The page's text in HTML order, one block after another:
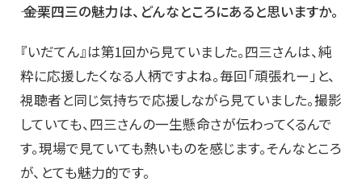
―― 金栗四三の魅力は、どんなところにあると思いますか。
『いだてん』は第1回から見ていました。四三さんは、純
粋に応援したくなる人柄ですよね。毎回「頑張れー」と、
視聴者と同じ気持ちで応援しながら見ていました。撮影
していても、四三さんの一生懸命さが伝わってくるんで
す。現場で見ていても熱いものを感じます。そんなところ
が、とても魅力的です。